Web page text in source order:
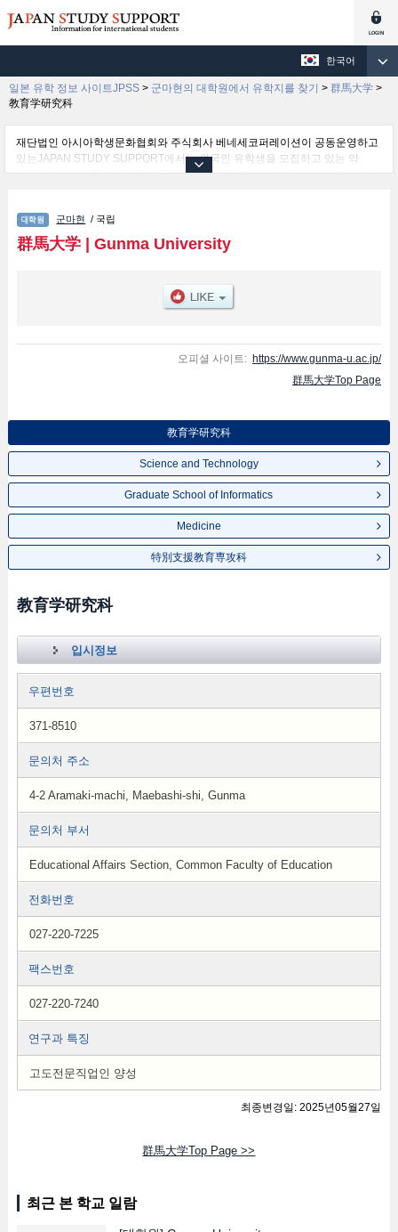
한국어
일본 유학 정보 사이트JPSS > 군마현의 대학원에서 유학지를 찾기 > 群馬大学 >
教育学研究科
재단법인 아시아학생문화협회와 주식회사 베네세코퍼레이션이 공동운영하고
있는JAPAN STUDY SUPPORT에서는 외국인 유학생을 모집하고 있는 약
1,300여 개의 대학・대학원・단기대학・전문학교의 정보를 게재하고 있습니
Science and Technology및Graduate School of Informatics및Medicine및特別
支援教育専攻科 등의 연구과별 정보, 모집정원과 합격자수 등의 입시정보, 시
설안내, 교통정보 등 외국인 유학생에게 유익하고 필요한 정보를 게재하고 있
군마현 / 국립
群馬大学| Gunma University
오피셜 사이트: https://www.gunma-u.ac.jp/
群馬大学Top Page
教育学研究科
Science and Technology
Graduate School of Informatics
Medicine
特別支援教育専攻科
教育学研究科
입시정보
우편번호
371-8510
문의처 주소
4-2 Aramaki-machi, Maebashi-shi, Gunma
문의처 부서
Educational Affairs Section, Common Faculty of Education
전화번호
027-220-7225
팩스번호
027-220-7240
연구과 특징
고도전문직업인 양성
최종변경일: 2025년05월27일
群馬大学Top Page >>
최근 본 학교 일람